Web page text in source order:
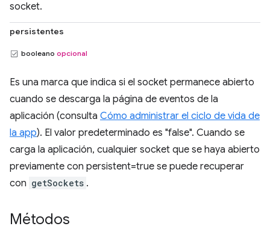
socket.
persistentes
booleano opcional
Es una marca que indica si el socket permanece abierto
cuando se descarga la página de eventos de la
aplicación (consulta Cómo administrar el ciclo de vida de
la app). El valor predeterminado es "false". Cuando se
carga la aplicación, cualquier socket que se haya abierto
previamente con persistent=true se puede recuperar
con getSockets .
Métodos